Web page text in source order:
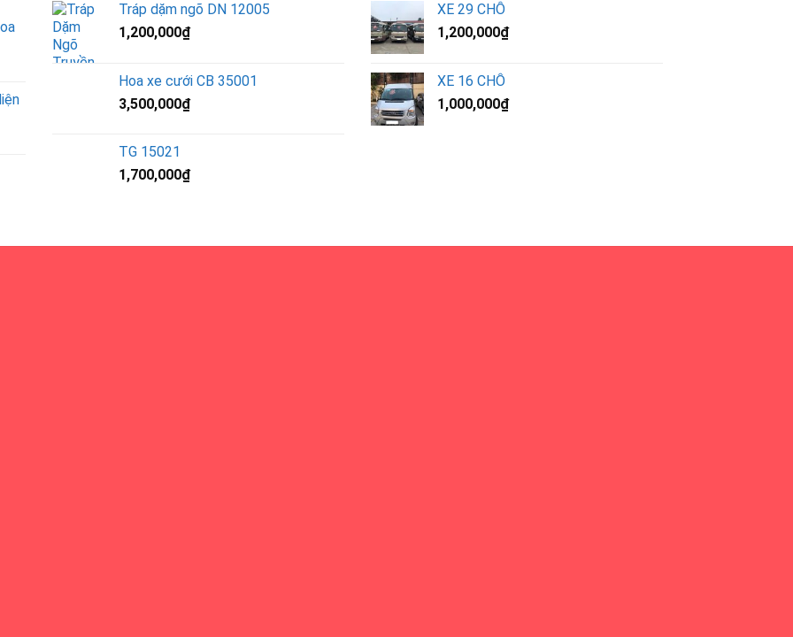
Tráp dặm ngõ DN 12005
1,200,000₫
Hoa xe cưới CB 35001
3,500,000₫
TG 15021
1,700,000₫
XE 29 CHỖ
1,200,000₫
XE 16 CHỖ
1,000,000₫